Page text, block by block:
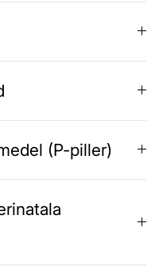
(P-piller)